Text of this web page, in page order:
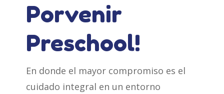
Porvenir
Preschool!
En donde el mayor compromiso es el
cuidado integral en un entorno